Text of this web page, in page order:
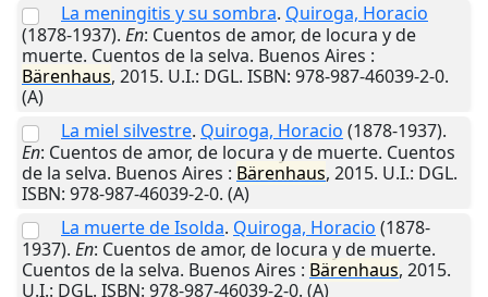
La meningitis y su sombra. Quiroga, Horacio
(1878-1937). En: Cuentos de amor, de locura y de
muerte. Cuentos de la selva. Buenos Aires :
Bärenhaus, 2015. U.I.: DGL. ISBN: 978-987-46039-2-0.
(A)
La miel silvestre. Quiroga, Horacio (1878-1937).
En: Cuentos de amor, de locura y de muerte. Cuentos
de la selva. Buenos Aires : Bärenhaus, 2015. U.I.: DGL.
ISBN: 978-987-46039-2-0. (A)
La muerte de Isolda. Quiroga, Horacio (1878-
1937). En: Cuentos de amor, de locura y de muerte.
Cuentos de la selva. Buenos Aires : Bärenhaus, 2015.
U.I.: DGL. ISBN: 978-987-46039-2-0. (A)